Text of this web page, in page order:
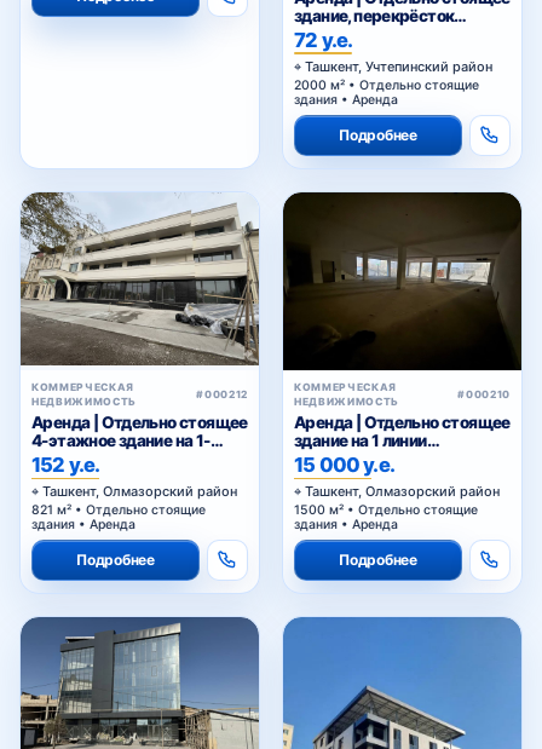
Подробнее
КОММЕРЧЕСКАЯ
НЕДВИЖИМОСТЬ
#000212
Аренда | Отдельно стоящее
4-этажное здание на 1-
линии Нурафшан
152 у.е.
821 м² • Отдельно стоящие
здания • Аренда
Подробнее
КОММЕРЧЕСКАЯ
НЕДВИЖИМОСТЬ
#000210
Аренда | Отдельно стоящее
здание на 1 линии
Нурафшан
15 000 у.е.
1500 м² • Отдельно стоящие
здания • Аренда
Подробнее
КОММЕРЧЕСКАЯ
НЕДВИЖИМОСТЬ
#000209
Аренда | Коммерческое